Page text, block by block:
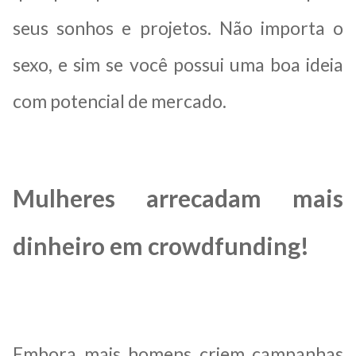
seus sonhos e projetos. Não importa o
sexo, e sim se você possui uma boa ideia
com potencial de mercado.
Mulheres arrecadam mais
dinheiro em crowdfunding!